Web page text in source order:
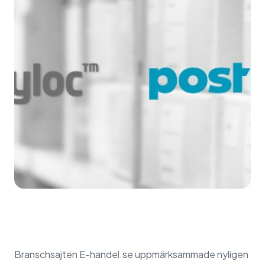
Branschsajten E-handel.se uppmärksammade nyligen